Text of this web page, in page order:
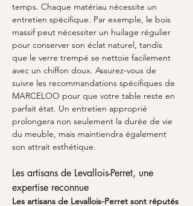
temps. Chaque matériau nécessite un
entretien spécifique. Par exemple, le bois
massif peut nécessiter un huilage régulier
pour conserver son éclat naturel, tandis
que le verre trempé se nettoie facilement
avec un chiffon doux. Assurez-vous de
suivre les recommandations spécifiques de
MARCELOO pour que votre table reste en
parfait état. Un entretien approprié
prolongera non seulement la durée de vie
du meuble, mais maintiendra également
son attrait esthétique.
Les artisans de Levallois-Perret, une
expertise reconnue
Les artisans de Levallois-Perret sont réputés